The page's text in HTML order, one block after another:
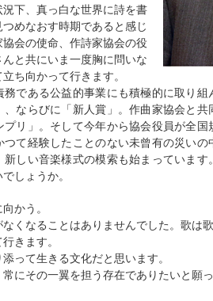
下、真っ白な世界に詩を書
めなおす時期であると感じ
会の使命、作詩家協会の役
と共にいま一度胸に問いな
ち向かって行きます。
である公益的事業にも積極的に取り組
、ならびに「新人賞」。作曲家協会と
プリ」。そして今年から協会役員が全
つて経験したことのない未曾有の災い
新しい音楽様式の模索も始まっていま
しょうか。
かう。
なくなることはありませんでした。歌は
きます。
って生きる文化だと思います。
常にその一翼を担う存在でありたいと願